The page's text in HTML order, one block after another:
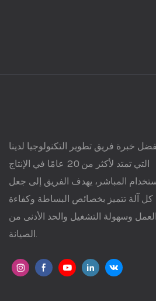
خبرة فريق تطوير التكنولوجيا لدينا
التي تمتد لأكثر من 20 عامًا في الإنتاج
المباشر، يهدف الفريق إلى جعل
كل آلة تتميز بخصائص البساطة وكفاءة
العمل وسهولة التشغيل والحد الأدنى من